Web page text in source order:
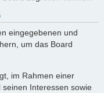
eingegebenen und
um das Board
im Rahmen einer
Interessen sowie